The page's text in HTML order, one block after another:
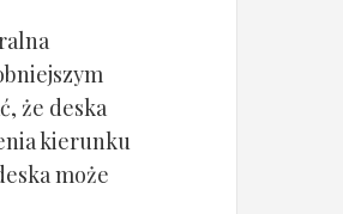
że deska
kierunku
może